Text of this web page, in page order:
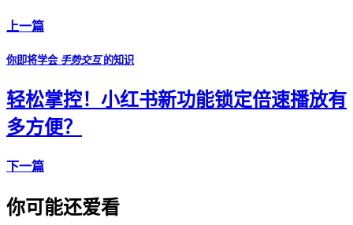
上一篇
你即将学会 手势交互的知识
轻松掌控！小红书新功能锁定倍速播放有
多方便？
下一篇
你可能还爱看